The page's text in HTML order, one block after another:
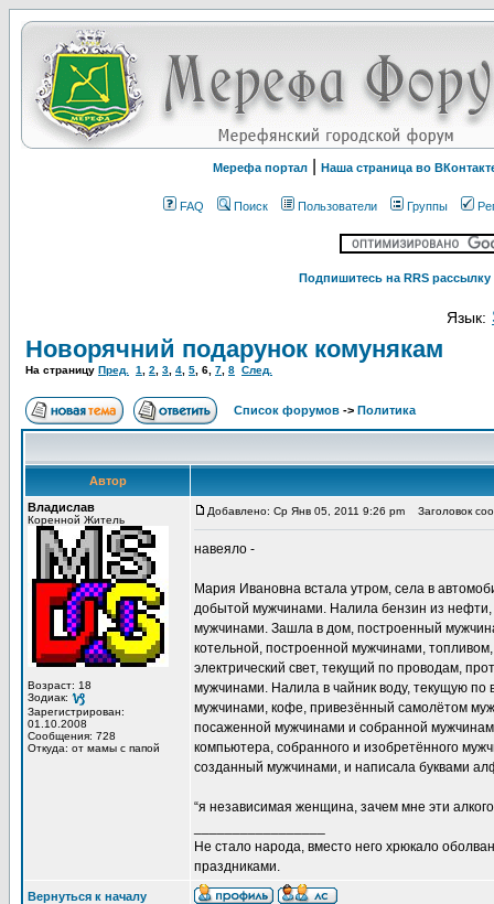
Мерефа портал Наша страница во
FAQ Поиск Пользователи Группы
Подпишитесь на RRS
Язык:
Новорячний подарунок комунякам
На страницу Пред. 1 2 3 4 5 6 7 8 След.
Список форумов -> Политика
Автор
Владислав
Коренной Житель
Возраст: 18
Зодиак:
Зарегистрирован:
01.10.2008
Сообщения: 728
Откуда: от мамы с папой
Добавлено: Ср Янв 05, 2011 9:26 pm Заголовок
навеяло -
Мария Ивановна встала утром, села в
добытой мужчинами. Налила бензин из
мужчинами. Зашла в дом, построенный
котельной, построенной мужчинами,
электрический свет, текущий по проводам,
мужчинами. Налила в чайник воду, текущую
мужчинами, кофе, привезённый самолётом
посаженной мужчинами и собранной
компьютера, собранного и изобретённого
созданный мужчинами, и написала буквами
“я независимая женщина, зачем мне эти
Не стало народа, вместо него хрюкало
праздниками.
Вернуться к началу